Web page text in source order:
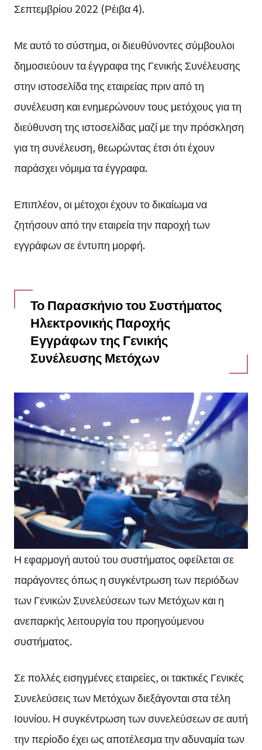
Σεπτεμβρίου 2022 (Ρέιβα 4).
Με αυτό το σύστημα, οι διευθύνοντες σύμβουλοι
δημοσιεύουν τα έγγραφα της Γενικής Συνέλευσης
στην ιστοσελίδα της εταιρείας πριν από τη
συνέλευση και ενημερώνουν τους μετόχους για τη
διεύθυνση της ιστοσελίδας μαζί με την πρόσκληση
για τη συνέλευση, θεωρώντας έτσι ότι έχουν
παράσχει νόμιμα τα έγγραφα.
Επιπλέον, οι μέτοχοι έχουν το δικαίωμα να
ζητήσουν από την εταιρεία την παροχή των
εγγράφων σε έντυπη μορφή.
Το Παρασκήνιο του Συστήματος
Ηλεκτρονικής Παροχής
Εγγράφων της Γενικής
Συνέλευσης Μετόχων
Η εφαρμογή αυτού του συστήματος οφείλεται σε
παράγοντες όπως η συγκέντρωση των περιόδων
των Γενικών Συνελεύσεων των Μετόχων και η
ανεπαρκής λειτουργία του προηγούμενου
συστήματος.
Σε πολλές εισηγμένες εταιρείες, οι τακτικές Γενικές
Συνελεύσεις των Μετόχων διεξάγονται στα τέλη
Ιουνίου. Η συγκέντρωση των συνελεύσεων σε αυτή
την περίοδο έχει ως αποτέλεσμα την αδυναμία των